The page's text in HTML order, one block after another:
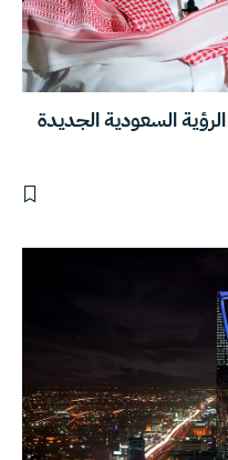
ملامح الرؤية السعودية الجديدة